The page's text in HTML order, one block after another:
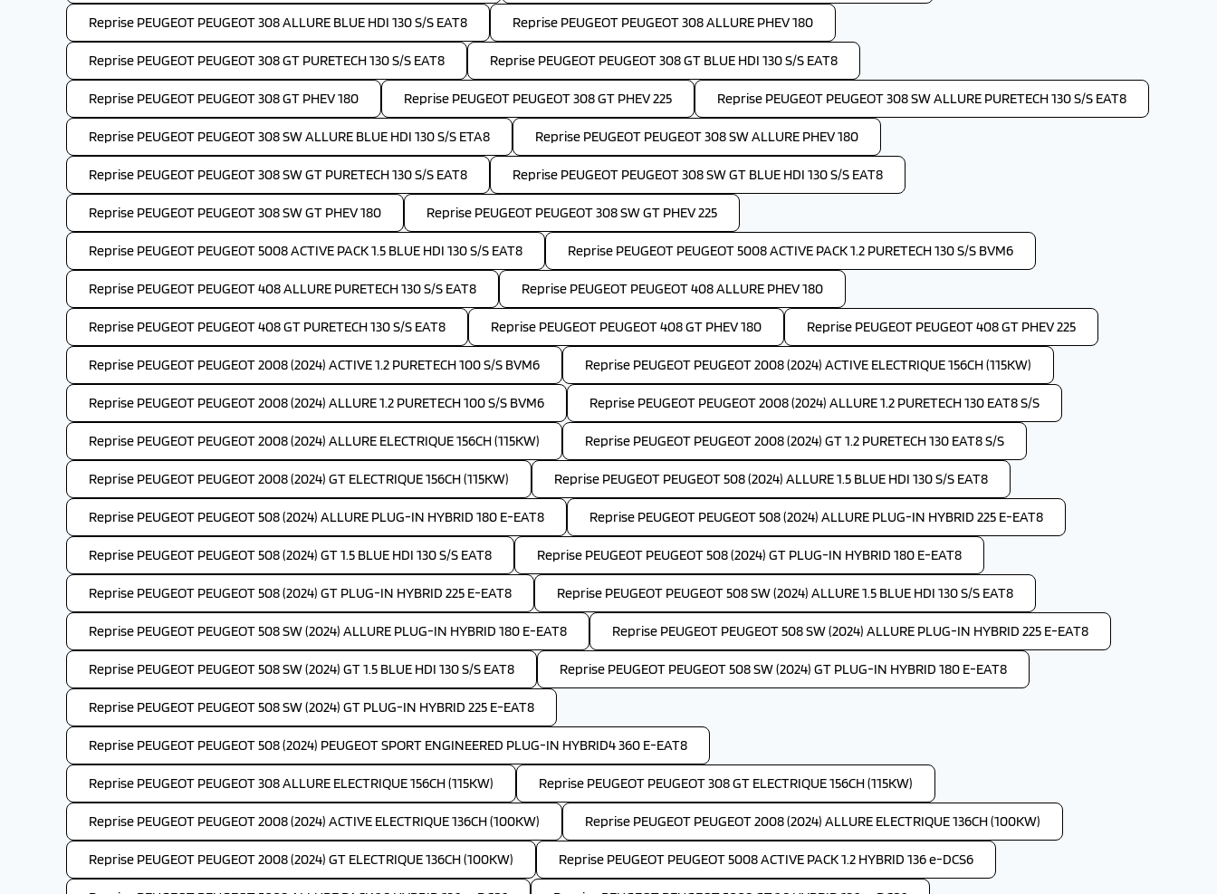
Reprise PEUGEOT PEUGEOT 308 ALLURE BLUE HDI 130 S/S EAT8 Reprise PEUGEOT PEUGEOT 308 ALLURE PHEV 180
Reprise PEUGEOT PEUGEOT 308 GT PURETECH 130 S/S EAT8 Reprise PEUGEOT PEUGEOT 308 GT BLUE HDI 130 S/S EAT8
Reprise PEUGEOT PEUGEOT 308 GT PHEV 180 Reprise PEUGEOT PEUGEOT 308 GT PHEV 225 Reprise PEUGEOT PEUGEOT 308 SW ALLURE PURETECH 130 S/S EAT8
Reprise PEUGEOT PEUGEOT 308 SW ALLURE BLUE HDI 130 S/S ETA8 Reprise PEUGEOT PEUGEOT 308 SW ALLURE PHEV 180
Reprise PEUGEOT PEUGEOT 308 SW GT PURETECH 130 S/S EAT8 Reprise PEUGEOT PEUGEOT 308 SW GT BLUE HDI 130 S/S EAT8
Reprise PEUGEOT PEUGEOT 308 SW GT PHEV 180 Reprise PEUGEOT PEUGEOT 308 SW GT PHEV 225
Reprise PEUGEOT PEUGEOT 5008 ACTIVE PACK 1.5 BLUE HDI 130 S/S EAT8 Reprise PEUGEOT PEUGEOT 5008 ACTIVE PACK 1.2 PURETECH 130 S/S BVM6
Reprise PEUGEOT PEUGEOT 408 ALLURE PURETECH 130 S/S EAT8 Reprise PEUGEOT PEUGEOT 408 ALLURE PHEV 180
Reprise PEUGEOT PEUGEOT 408 GT PURETECH 130 S/S EAT8 Reprise PEUGEOT PEUGEOT 408 GT PHEV 180 Reprise PEUGEOT PEUGEOT 408 GT PHEV 225
Reprise PEUGEOT PEUGEOT 2008 (2024) ACTIVE 1.2 PURETECH 100 S/S BVM6 Reprise PEUGEOT PEUGEOT 2008 (2024) ACTIVE ELECTRIQUE 156CH (115KW)
Reprise PEUGEOT PEUGEOT 2008 (2024) ALLURE 1.2 PURETECH 100 S/S BVM6 Reprise PEUGEOT PEUGEOT 2008 (2024) ALLURE 1.2 PURETECH 130 EAT8 S/S
Reprise PEUGEOT PEUGEOT 2008 (2024) ALLURE ELECTRIQUE 156CH (115KW) Reprise PEUGEOT PEUGEOT 2008 (2024) GT 1.2 PURETECH 130 EAT8 S/S
Reprise PEUGEOT PEUGEOT 2008 (2024) GT ELECTRIQUE 156CH (115KW) Reprise PEUGEOT PEUGEOT 508 (2024) ALLURE 1.5 BLUE HDI 130 S/S EAT8
Reprise PEUGEOT PEUGEOT 508 (2024) ALLURE PLUG-IN HYBRID 180 E-EAT8 Reprise PEUGEOT PEUGEOT 508 (2024) ALLURE PLUG-IN HYBRID 225 E-EAT8
Reprise PEUGEOT PEUGEOT 508 (2024) GT 1.5 BLUE HDI 130 S/S EAT8 Reprise PEUGEOT PEUGEOT 508 (2024) GT PLUG-IN HYBRID 180 E-EAT8
Reprise PEUGEOT PEUGEOT 508 (2024) GT PLUG-IN HYBRID 225 E-EAT8 Reprise PEUGEOT PEUGEOT 508 SW (2024) ALLURE 1.5 BLUE HDI 130 S/S EAT8
Reprise PEUGEOT PEUGEOT 508 SW (2024) ALLURE PLUG-IN HYBRID 180 E-EAT8 Reprise PEUGEOT PEUGEOT 508 SW (2024) ALLURE PLUG-IN HYBRID 225 E-EAT8
Reprise PEUGEOT PEUGEOT 508 SW (2024) GT 1.5 BLUE HDI 130 S/S EAT8 Reprise PEUGEOT PEUGEOT 508 SW (2024) GT PLUG-IN HYBRID 180 E-EAT8
Reprise PEUGEOT PEUGEOT 508 SW (2024) GT PLUG-IN HYBRID 225 E-EAT8
Reprise PEUGEOT PEUGEOT 508 (2024) PEUGEOT SPORT ENGINEERED PLUG-IN HYBRID4 360 E-EAT8
Reprise PEUGEOT PEUGEOT 308 ALLURE ELECTRIQUE 156CH (115KW) Reprise PEUGEOT PEUGEOT 308 GT ELECTRIQUE 156CH (115KW)
Reprise PEUGEOT PEUGEOT 2008 (2024) ACTIVE ELECTRIQUE 136CH (100KW) Reprise PEUGEOT PEUGEOT 2008 (2024) ALLURE ELECTRIQUE 136CH (100KW)
Reprise PEUGEOT PEUGEOT 2008 (2024) GT ELECTRIQUE 136CH (100KW) Reprise PEUGEOT PEUGEOT 5008 ACTIVE PACK 1.2 HYBRID 136 e-DCS6